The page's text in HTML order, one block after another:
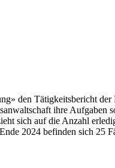
den Tätigkeitsbericht
ihre
sich auf die Anzahl
2024 befinden sich